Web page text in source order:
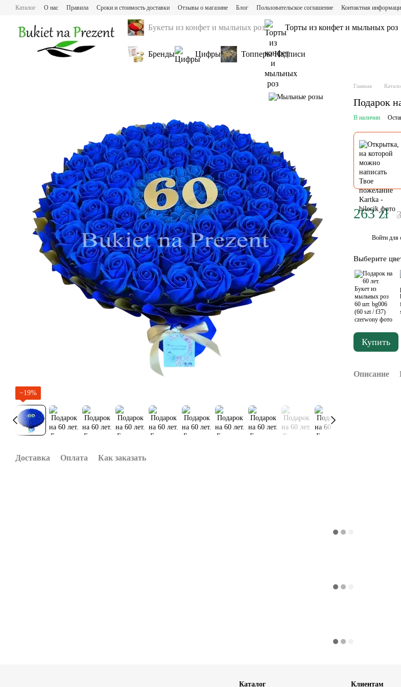
Перейти к основному контенту
Каталог О нас Правила Сроки и стоимость доставки Отзывы о магазине Блог Пользовательское соглашение Контактная
Букеты из конфет и мыльных роз Торты из конфет и мыльных роз
Бренды Цифры Топперы Надписи
−19%
Доставка Оплата Как заказать
Главная
Подарок
В наличии
263 zł
Войти для
Выберите
Купить
Описание
Каталог Клиентам